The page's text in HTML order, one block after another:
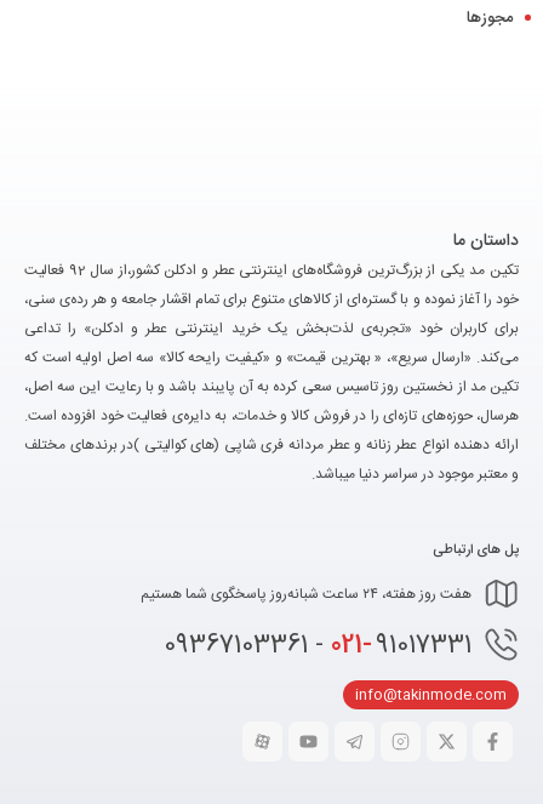
مجوزها
داستان ما
تکین مد یکی از بزرگ‌ترین فروشگاه‌های اینترنتی عطر و ادکلن کشور،از سال 92 فعالیت
خود را آغاز نموده و با گستره‌ای از کالاهای متنوع برای تمام اقشار جامعه و هر رده‌ی سنی،
برای کاربران خود «تجربه‌ی لذت‌بخش یک خرید اینترنتی عطر و ادکلن» را تداعی
می‌کند. «ارسال سریع»، « بهترین قیمت» و «کیفیت رایحه کالا» سه اصل اولیه است که
تکین مد از نخستین روز تاسیس سعی کرده به آن پایبند باشد و با رعایت این سه اصل،
هرسال، حوزه‌های تازه‌ای را در فروش کالا و خدمات، به دایره‌ی فعالیت خود افزوده است.
ارائه دهنده انواع عطر زنانه و عطر مردانه فری شاپی (های کوالیتی )در برندهای مختلف
و معتبر موجود در سراسر دنیا میباشد.
پل های ارتباطی
هفت روز هفته، ۲۴ ساعت شبانه‌روز پاسخگوی شما هستیم
021-91017331 - 09367103361
info@takinmode.com